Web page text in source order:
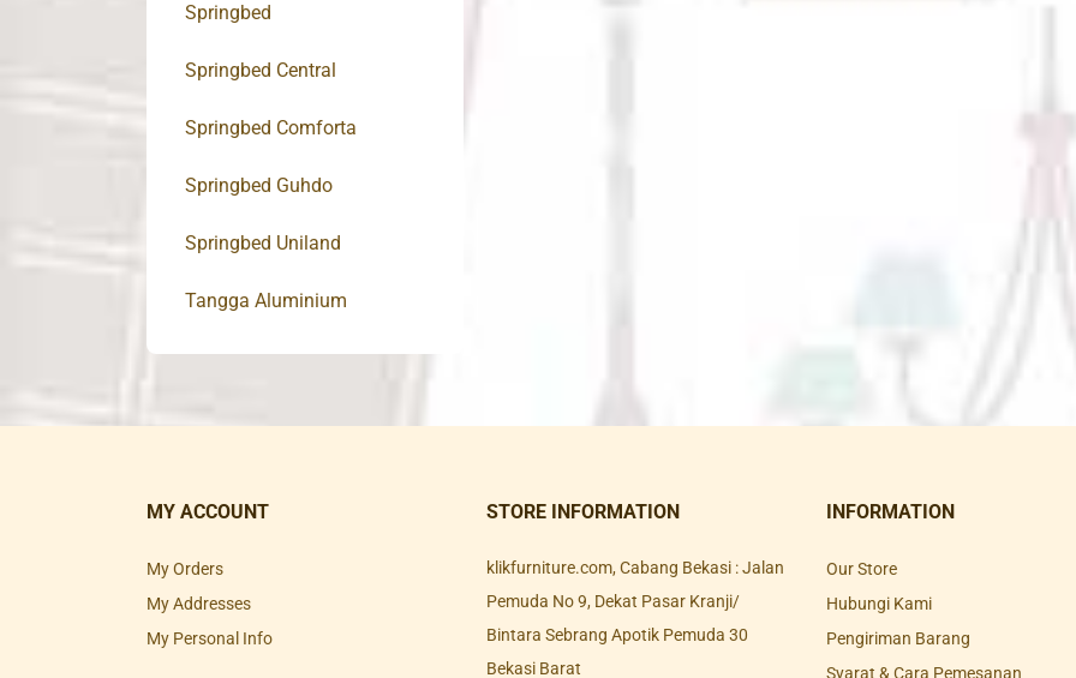
Springbed
Springbed Central
Springbed Comforta
Springbed Guhdo
Springbed Uniland
Tangga Aluminium
MY ACCOUNT
My Orders
My Addresses
My Personal Info
STORE INFORMATION
klikfurniture.com, Cabang Bekasi : Jalan
Pemuda No 9, Dekat Pasar Kranji/
Bintara Sebrang Apotik Pemuda 30
Bekasi Barat
INFORMATION
Our Store
Hubungi Kami
Pengiriman Barang
Syarat & Cara Pemesanan